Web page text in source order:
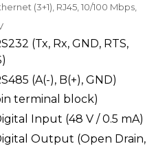
(3+1), RJ45, 10/100 Mbps,
(Tx, Rx, GND, RTS,
(A(-), B(+), GND)
terminal block)
Input (48 V / 0.5 mA)
Output (Open Drain,